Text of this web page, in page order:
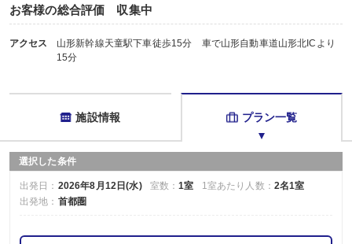
お客様の総合評価 収集中
アクセス
山形新幹線天童駅下車徒歩15分 車で山形自動車道山形北ICより
15分
施設情報 プラン一覧
選択した条件
出発日： 2026年8月12日(水) 室数：1室 1室あたり人数： 2名1室
出発地： 首都圏